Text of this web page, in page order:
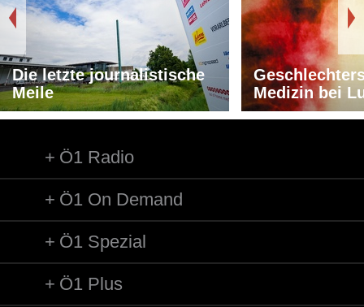
Die letzte journalistische
Meile
Medizin bei
Ö1 Radio
Ö1 On Demand
Ö1 Spezial
Ö1 Plus